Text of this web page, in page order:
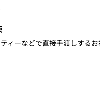
ィーなどで直接手渡しする